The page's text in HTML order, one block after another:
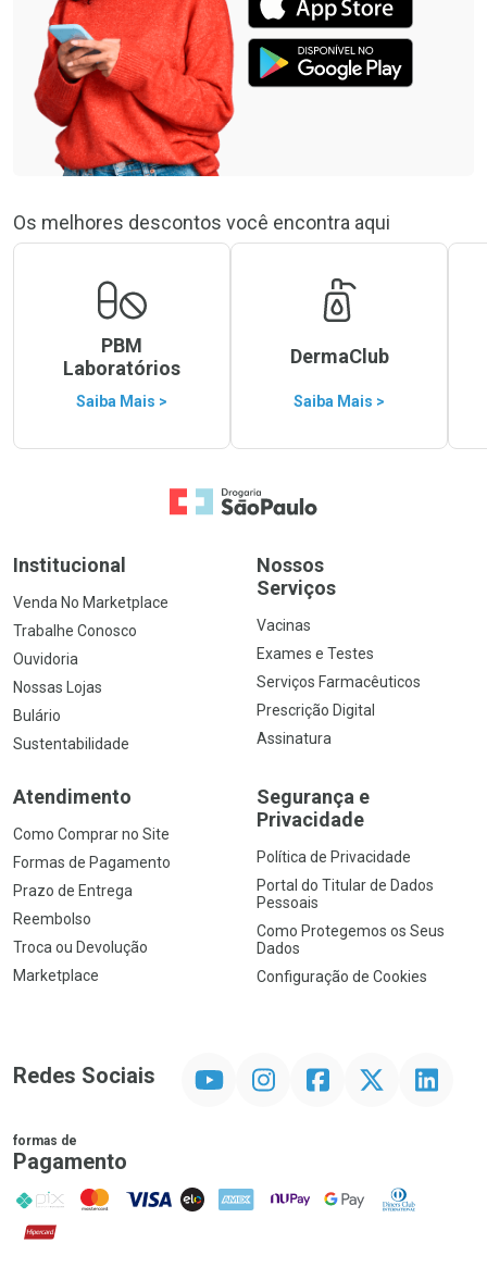
Os melhores descontos você encontra aqui
PBM
Laboratórios
Saiba Mais >
DermaClub
Saiba Mais >
Ir para a Home
Institucional
Venda No Marketplace
Trabalhe Conosco
Ouvidoria
Nossas Lojas
Bulário
Sustentabilidade
Nossos
Serviços
Vacinas
Exames e Testes
Serviços Farmacêuticos
Prescrição Digital
Assinatura
Atendimento
Como Comprar no Site
Formas de Pagamento
Prazo de Entrega
Reembolso
Troca ou Devolução
Marketplace
Segurança e
Privacidade
Política de Privacidade
Portal do Titular de Dados
Pessoais
Como Protegemos os Seus
Dados
Configuração de Cookies
Redes Sociais InstagramFacebookTwitter Linkedin
formas de
Pagamento
PIX MasterCard
VISA ELO AMEX NuPay Google PayDiners Club
Hipercard